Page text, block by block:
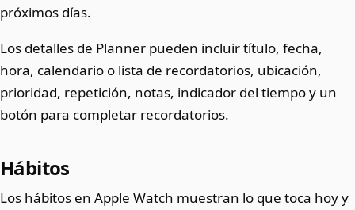
próximos días.
Los detalles de Planner pueden incluir título, fecha,
hora, calendario o lista de recordatorios, ubicación,
prioridad, repetición, notas, indicador del tiempo y un
botón para completar recordatorios.
Hábitos
Los hábitos en Apple Watch muestran lo que toca hoy y